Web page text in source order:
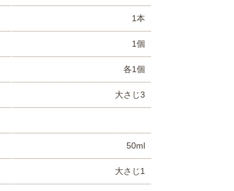
1本
1個
各1個
大さじ3
50ml
大さじ1